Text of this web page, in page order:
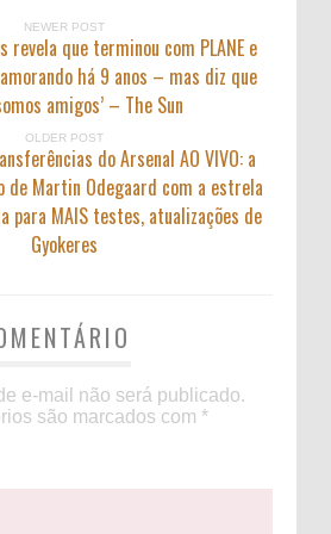
NEWER POST
revela que terminou com PLANE e
há 9 anos – mas diz que
amigos’ – The Sun
OLDER POST
do Arsenal AO VIVO: a
de Martin Odegaard com a estrela
para MAIS testes, atualizações de
Gyokeres
e-mail não será publicado.
são marcados com *